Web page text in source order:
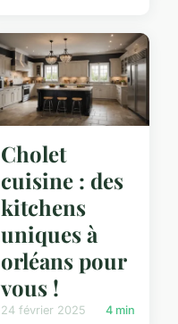
Cholet
cuisine : des
kitchens
uniques à
orléans pour
vous !
24 février 2025 4 min